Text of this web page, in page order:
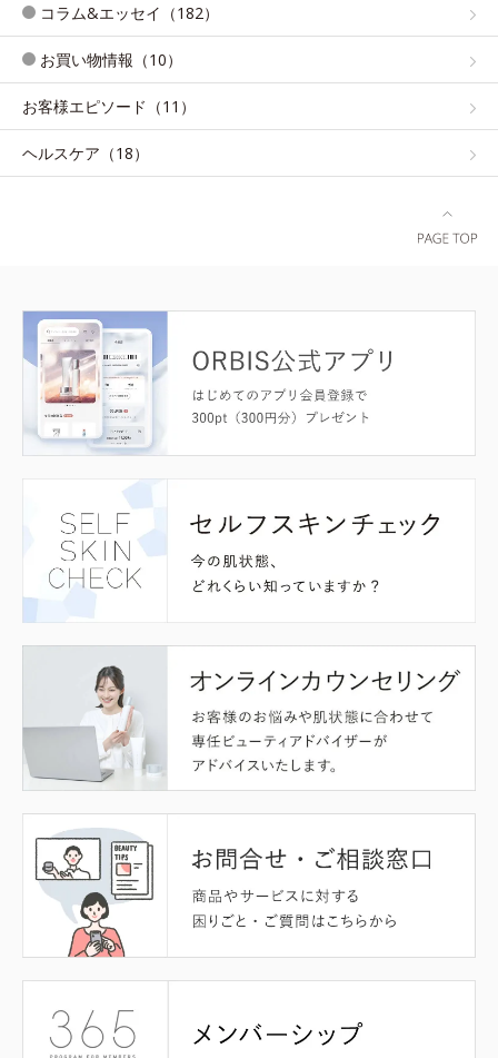
コラム&エッセイ（182）
お買い物情報（10）
お客様エピソード（11）
ヘルスケア（18）